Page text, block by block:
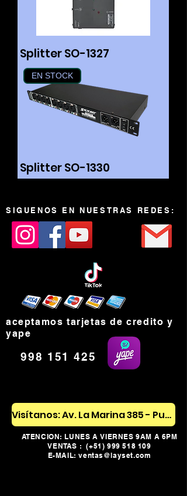
Splitter SO-1327
EN STOCK
Splitter SO-1330
SIGUENOS EN NUESTRAS REDES:
aceptamos tarjetas de credito y
yape
998 151 425
Visítanos: Av. La Marina 385 - Pueblo Libre
ATENCION: LUNES A VIERNES 9AM A 6PM
VENTAS : (+51) 999 518 109
E-MAIL: ventas@layset.com